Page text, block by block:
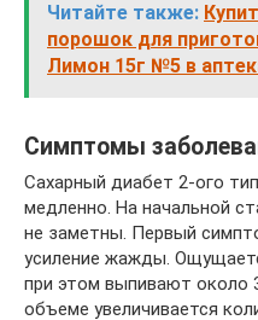
Читайте также:
порошок для
Лимон 15г №5 в
Симптомы
Сахарный диабет 2-ого
медленно. На начальной
не заметны. Первый
усиление жажды.
при этом выпивают около
объеме увеличивается